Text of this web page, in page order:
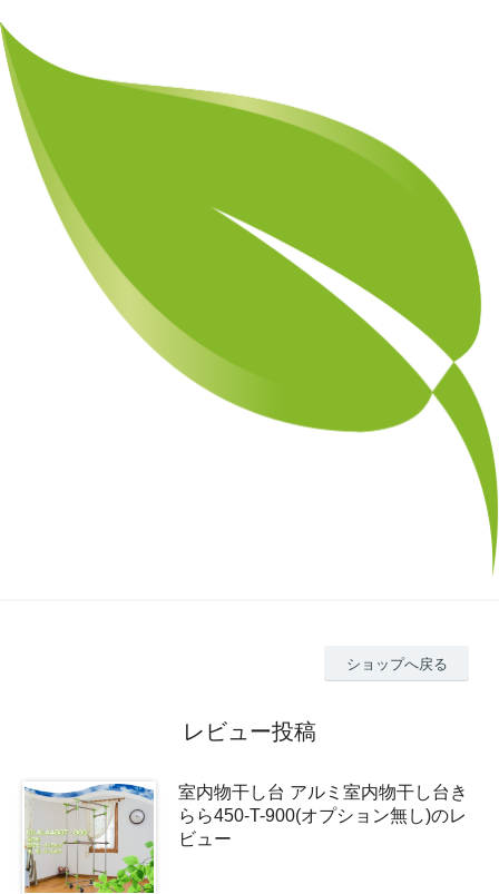
ショップへ戻る
レビュー投稿
室内物干し台 アルミ室内物干し台き
らら450-T-900(オプション無し)のレ
ビュー